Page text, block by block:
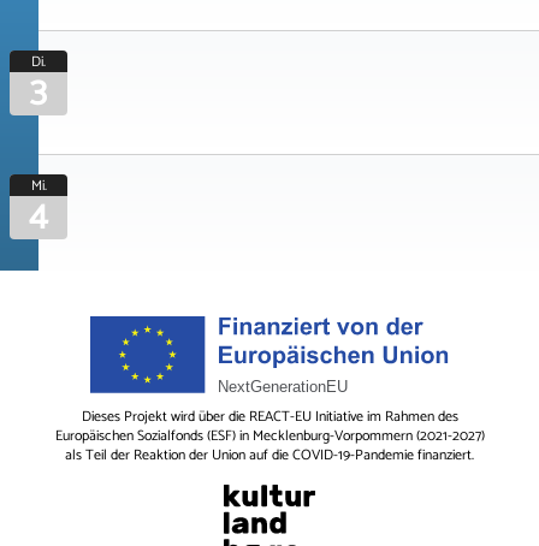
Di.
3
Mi.
4
Dieses Projekt wird über die REACT-EU Initiative im Rahmen des
Europäischen Sozialfonds (ESF) in Mecklenburg-Vorpommern (2021-2027)
als Teil der Reaktion der Union auf die COVID-19-Pandemie finanziert.